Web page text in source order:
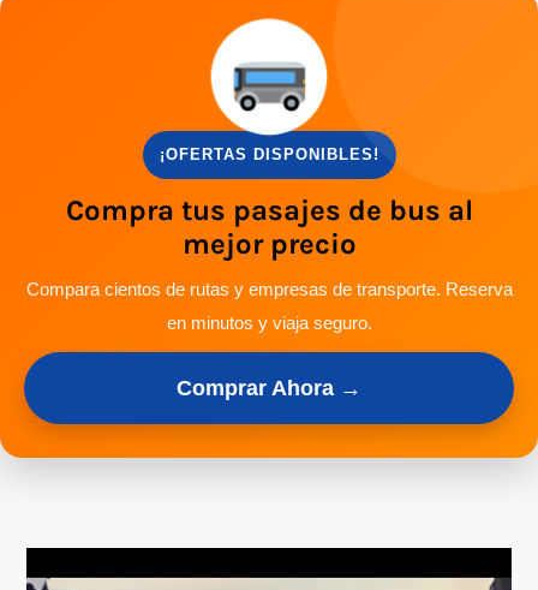
¡OFERTAS DISPONIBLES!
Compra tus pasajes de bus al
mejor precio
Compara cientos de rutas y empresas de transporte. Reserva
en minutos y viaja seguro.
Comprar Ahora →